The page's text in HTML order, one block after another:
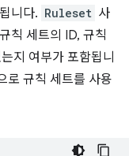
니다. Ruleset 사
칙 세트의 ID, 규칙
지 여부가 포함됩니
로 규칙 세트를 사용